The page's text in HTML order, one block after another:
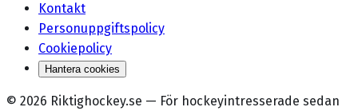
Kontakt
Personuppgiftspolicy
Cookiepolicy
Hantera cookies
© 2026 Riktighockey.se — För hockeyintresserade sedan